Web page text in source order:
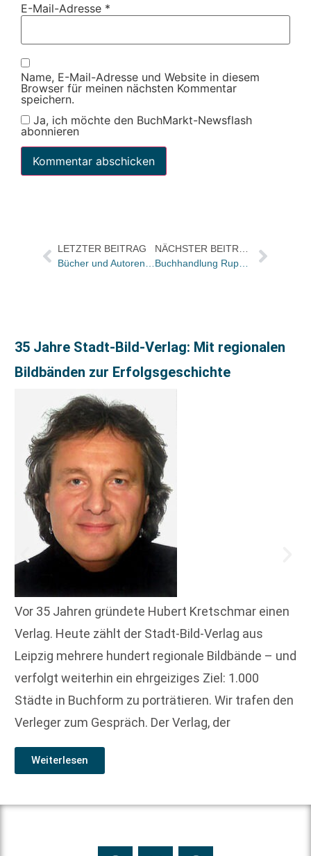
E-Mail-Adresse *
Name, E-Mail-Adresse und Website in diesem
Browser für meinen nächsten Kommentar
speichern.
Ja, ich möchte den BuchMarkt-Newsflash
abonnieren
LETZTER BEITRAG
35 Jahre Stadt-Bild-Verlag: Mit regionalen
Bildbänden zur Erfolgsgeschichte
Vor 35 Jahren gründete Hubert Kretschmar einen
Verlag. Heute zählt der Stadt-Bild-Verlag aus
Leipzig mehrere hundert regionale Bildbände – und
verfolgt weiterhin ein ehrgeiziges Ziel: 1.000
Städte in Buchform zu porträtieren. Wir trafen den
Verleger zum Gespräch. Der Verlag, der
Weiterlesen